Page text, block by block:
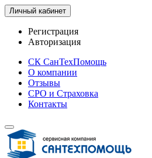
Личный кабинет
Регистрация
Авторизация
СК СанТехПомощь
О компании
Отзывы
СРО и Страховка
Контакты